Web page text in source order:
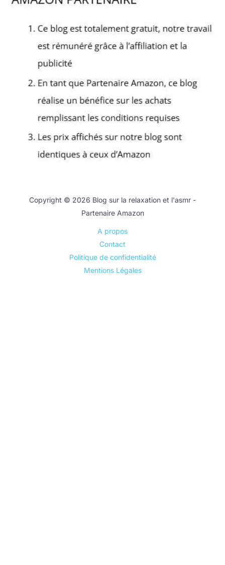
Copyright © 2026 Blog sur la relaxation et l'asmr -
Partenaire Amazon
A propos
Contact
Politique de confidentialité
Mentions Légales